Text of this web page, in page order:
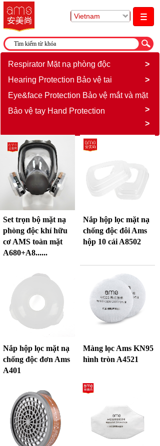
Vietnam
Respirator Mặt nạ phòng độc
>
Hearing Protection Bảo vệ tai
>
Eye&face Protection Bảo vệ mắt và mặt
>
Bảo vệ tay Hand Protection
>
Set trọn bộ mặt nạ
phòng độc khí hữu
cơ AMS toàn mặt
A680+A8......
Nắp hộp lọc mặt nạ
chống độc đôi Ams
hộp 10 cái A8502
Nắp hộp lọc mặt nạ
chống độc đơn Ams
A401
Màng lọc Ams KN95
hình tròn A4521